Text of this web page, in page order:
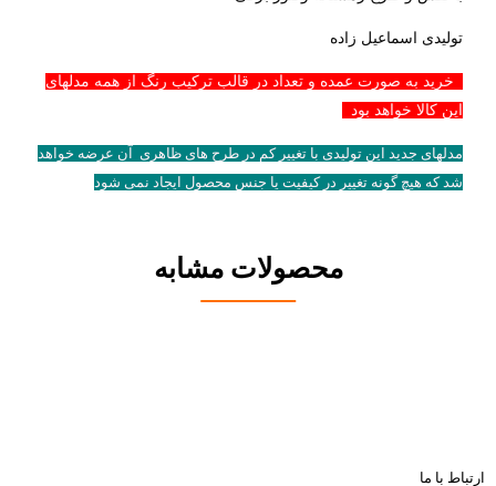
تولیدی اسماعیل زاده
خرید به صورت عمده و تعداد در قالب ترکیب رنگ از همه مدلهای
این کالا خواهد بود
مدلهای جدید این تولیدی با تغییر کم در طرح های ظاهری آن عرضه خواهد
شد که هیچ گونه تغییر در کیفیت یا جنس محصول ایجاد نمی شود
محصولات مشابه
ارتباط با ما